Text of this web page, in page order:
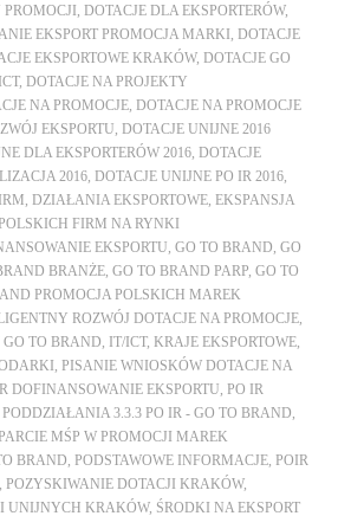
,DOTACJE DLA EKSPORTERÓW,
EKSPORT PROMOCJA MARKI
,DOTACJE
EKSPORTOWE KRAKÓW,DOTACJE GO
,DOTACJE NA PROJEKTY
NA PROMOCJE ,DOTACJE NA PROMOCJE
EKSPORTU ,DOTACJE UNIJNE 2016
DLA EKSPORTERÓW 2016 ,DOTACJE
2016 ,DOTACJE UNIJNE PO IR 2016
,DZIAŁANIA EKSPORTOWE ,EKSPANSJA
FIRM NA RYNKI
EKSPORTU ,GO TO BRAND ,GO
BRANŻE ,GO TO BRAND PARP ,GO TO
PROMOCJA POLSKICH MAREK
ROZWÓJ DOTACJE NA PROMOCJE
GO TO BRAND
IT/ICT,KRAJE EKSPORTOWE
,PISANIE WNIOSKÓW DOTACJE NA
DOFINANSOWANIE EKSPORTU ,PO IR
,PODDZIAŁANIA 3.3.3 PO IR - GO TO BRAND
MŚP W PROMOCJI MAREK
BRAND ,PODSTAWOWE INFORMACJE ,POIR
,POZYSKIWANIE DOTACJI KRAKÓW,
UNIJNYCH KRAKÓW, ŚRODKI NA EKSPORT